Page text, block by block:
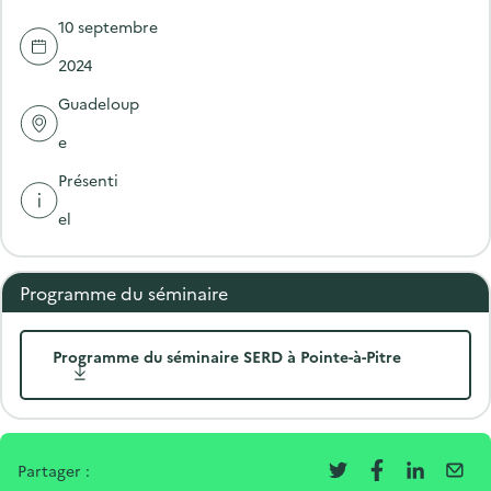
10 septembre
2024
Guadeloup
e
Présenti
el
Programme du séminaire
Programme du séminaire SERD à Pointe-à-Pitre
Partager :